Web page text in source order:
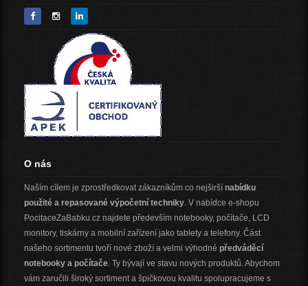
O nás
Naším cílem je zprostředkovat zákazníkům co nejširší nabídku
použité a repasované výpočetní techniky. V nabídce e-shopu
PocitaceZaBabku.cz najdete především notebooky, počítače, LCD
monitory, tiskárny a mobilní zařízení jako tablety a telefony. Část
našeho sortimentu tvoří nové zboží a velmi výhodné předváděcí
notebooky a počítače. Ty bývají ve stavu nových produktů. Abychom
vám zaručili široký sortiment a špičkovou kvalitu spolupracujeme s